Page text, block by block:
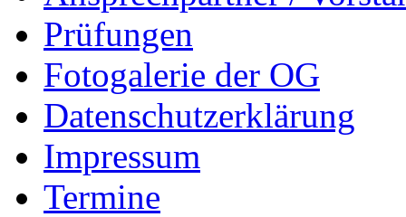
Prüfungen
Fotogalerie der OG
Datenschutzerklärung
Impressum
Termine